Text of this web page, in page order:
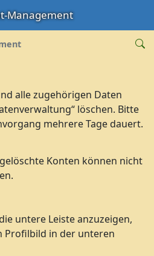
Management
alle zugehörigen Daten
löschen. Bitte
mehrere Tage dauert.
Konten können nicht
untere Leiste anzuzeigen,
Profilbild in der unteren